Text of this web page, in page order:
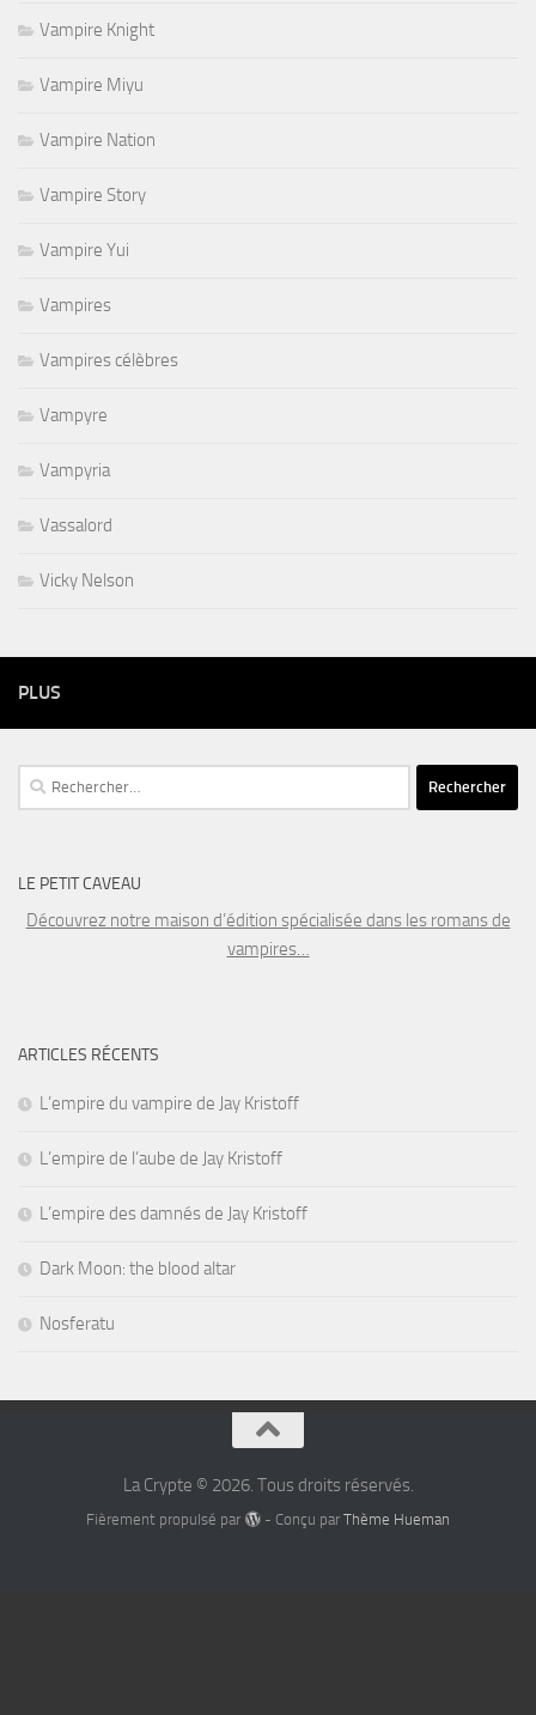
Vampire Knight
Vampire Miyu
Vampire Nation
Vampire Story
Vampire Yui
Vampires
Vampires célèbres
Vampyre
Vampyria
Vassalord
Vicky Nelson
PLUS
Rechercher :
LE PETIT CAVEAU
Découvrez notre maison d’édition spécialisée dans les romans de
vampires…
ARTICLES RÉCENTS
L’empire du vampire de Jay Kristoff
L’empire de l’aube de Jay Kristoff
L’empire des damnés de Jay Kristoff
Dark Moon: the blood altar
Nosferatu
La Crypte © 2026. Tous droits réservés.
Fièrement propulsé par - Conçu par Thème Hueman